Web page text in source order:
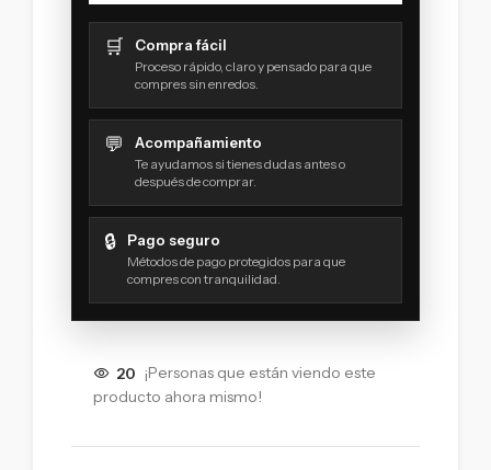
🛒 Compra fácil
Proceso rápido, claro y pensado para que
compres sin enredos.
💬 Acompañamiento
Te ayudamos si tienes dudas antes o
después de comprar.
🔒 Pago seguro
Métodos de pago protegidos para que
compres con tranquilidad.
20 ¡Personas que están viendo este
producto ahora mismo!